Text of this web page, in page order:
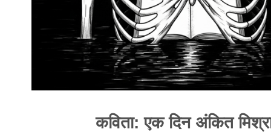
कविता: एक दिन अंकित